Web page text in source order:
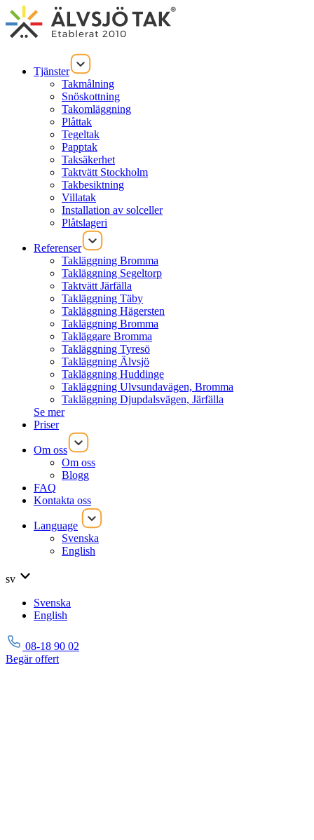
Tjänster
Takmålning
Snöskottning
Takomläggning
Plåttak
Tegeltak
Papptak
Taksäkerhet
Taktvätt Stockholm
Takbesiktning
Villatak
Installation av solceller
Plåtslageri
Referenser
Takläggning Bromma
Takläggning Segeltorp
Taktvätt Järfälla
Takläggning Täby
Takläggning Hägersten
Takläggning Bromma
Takläggare Bromma
Takläggning Tyresö
Takläggning Älvsjö
Takläggning Huddinge
Takläggning Ulvsundavägen, Bromma
Takläggning Djupdalsvägen, Järfälla
Se mer
Priser
Om oss
Om oss
Blogg
FAQ
Kontakta oss
Language
Svenska
English
sv
Svenska
English
08-18 90 02
Begäroffert